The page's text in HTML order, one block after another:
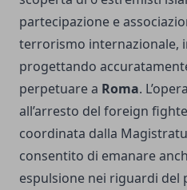
partecipazione e
terrorismo internazionale,
progettando
perpetuare a Roma.
all’arresto del foreign
coordinata dalla
consentito di emanare
espulsione nei riguardi